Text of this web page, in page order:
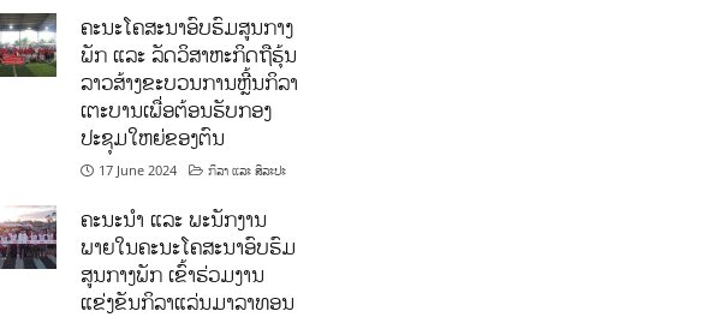
ຄະນະໂຄສະນາອົບຮົມສູນກາງ
ພັກ ແລະ ລັດວິສາຫະກິດຖືຮຸ້ນ
ລາວສ້າງຂະບວນການຫຼີ້ນກິລາ
ເຕະບານເພື່ອຕ້ອນຮັບກອງ
ປະຊຸມໃຫຍ່ຂອງຕົນ
17 June 2024 ກິລາ ແລະ ສິລະປະ
ຄະນະນຳ ແລະ ພະນັກງານ
ພາຍໃນຄະນະໂຄສະນາອົບຮົມ
ສູນກາງພັກ ເຂົ້າຮ່ວມງານ
ແຂ່ງຂັນກິລາແລ່ນມາລາທອນ